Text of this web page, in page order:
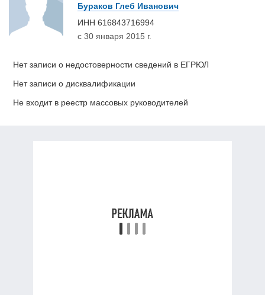
Бураков Глеб Иванович
ИНН 616843716994
с 30 января 2015 г.
Нет записи о недостоверности сведений в ЕГРЮЛ
Нет записи о дисквалификации
Не входит в реестр массовых руководителей